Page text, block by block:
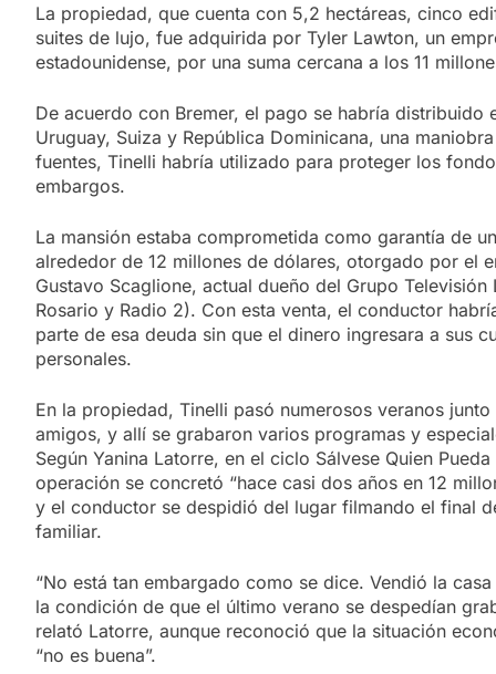
La propiedad, que cuenta con 5,2 hectáreas, cinco
suites de lujo, fue adquirida por Tyler Lawton, un
estadounidense, por una suma cercana a los 11
De acuerdo con Bremer, el pago se habría distribuido
Uruguay, Suiza y República Dominicana, una
fuentes, Tinelli habría utilizado para proteger los
embargos.
La mansión estaba comprometida como garantía de
alrededor de 12 millones de dólares, otorgado por el
Gustavo Scaglione, actual dueño del Grupo Televisión
Rosario y Radio 2). Con esta venta, el conductor
parte de esa deuda sin que el dinero ingresara a sus
personales.
En la propiedad, Tinelli pasó numerosos veranos
amigos, y allí se grabaron varios programas y
Según Yanina Latorre, en el ciclo Sálvese Quien
operación se concretó “hace casi dos años en 12
y el conductor se despidió del lugar filmando el final
familiar.
“No está tan embargado como se dice. Vendió la
la condición de que el último verano se despedían
relató Latorre, aunque reconoció que la situación
“no es buena”.